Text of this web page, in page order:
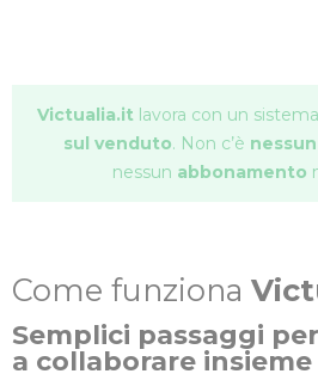
Victualia.it lavora con un
sul venduto. Non c’è
nessun abbonamento
Come funziona
Semplici passaggi
a collaborare insieme